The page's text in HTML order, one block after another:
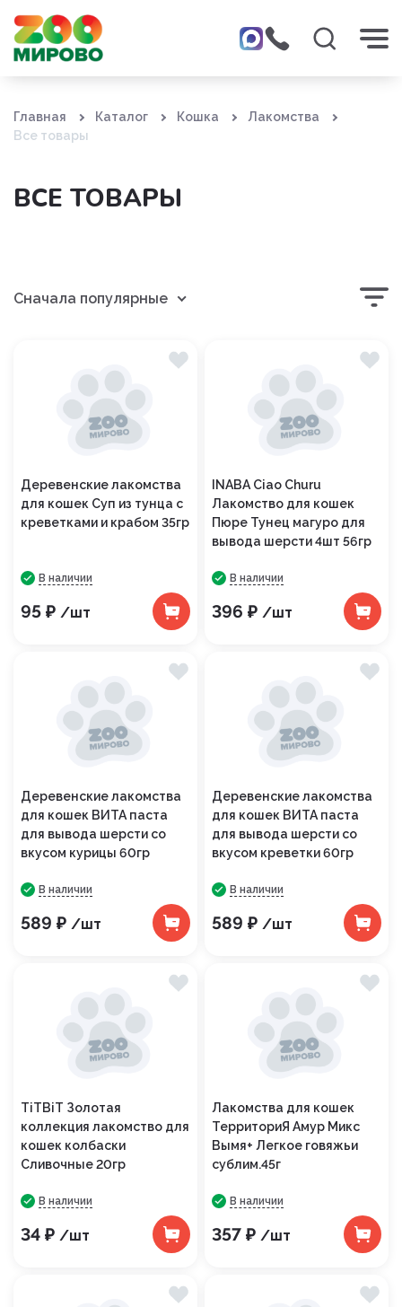
Главная Каталог Кошка
Лакомства
Все товары
ВСЕ ТОВАРЫ
Сначала популярные
Деревенские лакомства
для кошек Суп из тунца с
креветками и крабом 35гр
В наличии
95 ₽ /шт
INABA Ciao Churu
Лакомство для кошек
Пюре Тунец магуро для
вывода шерсти 4шт 56гр
В наличии
396 ₽ /шт
Деревенские лакомства
для кошек ВИТА паста
для вывода шерсти со
вкусом курицы 60гр
В наличии
589 ₽ /шт
Деревенские лакомства
для кошек ВИТА паста
для вывода шерсти со
вкусом креветки 60гр
В наличии
589 ₽ /шт
TiTBiT Золотая
коллекция лакомство для
кошек колбаски
Сливочные 20гр
В наличии
34 ₽ /шт
Лакомства для кошек
ТерриториЯ Амур Микс
Вымя+ Легкое говяжьи
сублим.45г
В наличии
357 ₽ /шт